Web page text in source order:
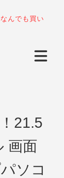
んでも買い
21.5
画面
ソコ